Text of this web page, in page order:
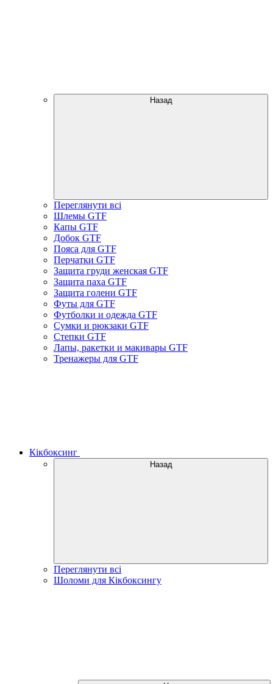
Назад
Переглянути всі
Шлемы GTF
Капы GTF
Добок GTF
Пояса для GTF
Перчатки GTF
Защита груди женская GTF
Защита паха GTF
Защита голени GTF
Футы для GTF
Футболки и одежда GTF
Сумки и рюкзаки GTF
Степки GTF
Лапы, ракетки и макивары GTF
Тренажеры для GTF
Кікбоксинг
Назад
Переглянути всі
Шоломи для Кікбоксингу